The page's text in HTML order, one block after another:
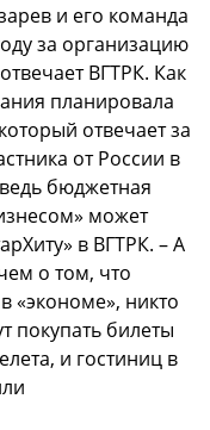
и его команда
за организацию
ВГТРК. Как
планировала
отвечает за
от России в
бюджетная
может
в ВГТРК. – А
о том, что
«экономе», никто
покупать билеты
и гостиниц в